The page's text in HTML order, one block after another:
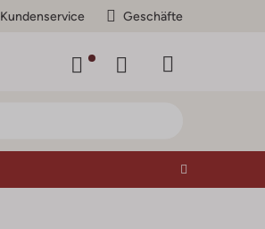
Kundenservice Geschäfte